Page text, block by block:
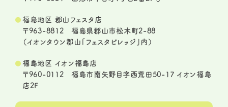
福島地区 郡山フェスタ店
〒963-8812 福島県郡山市松木町2-88
（イオンタウン郡山「フェスタビレッジ」内）
福島地区 イオン福島店
〒960-0112 福島市南矢野目字西荒田50-17 イオン福島
店2F